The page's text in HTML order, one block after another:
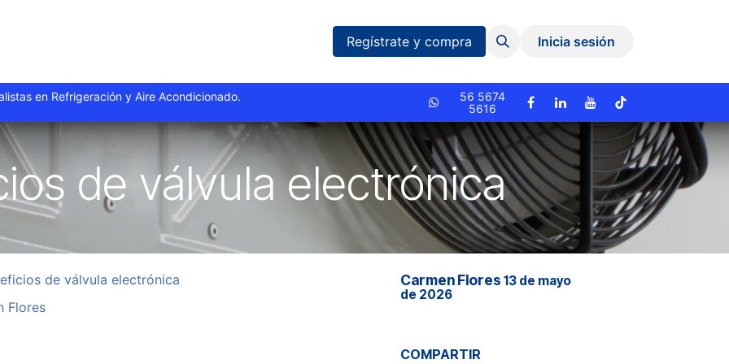
Sucursales Eventos y Capacitaciones Quiniela
Regístrate y compra Inicia sesión
y especialistas en Refrigeración y Aire Acondicionado.
56 5674
5616
de válvula electrónica
de válvula electrónica
Flores
Carmen Flores 13 de mayo
de 2026
COMPARTIR